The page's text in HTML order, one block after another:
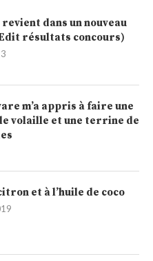
dans un nouveau
résultats concours)
m’a appris à faire une
volaille et une terrine de
et à l’huile de coco